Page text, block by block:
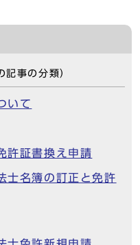
記事の分類）
いて
許証書換え申請
士名簿の訂正と免許